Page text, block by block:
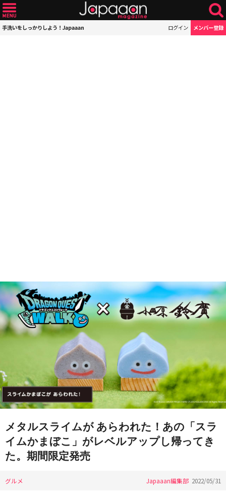
手洗いをしっかりしよう！Japaaan ログイン メンバー登録
メタルスライムが あらわれた！あの「スラ
イムかまぼこ」がレベルアップし帰ってき
た。期間限定発売
グルメ Japaaan編集部 2022/05/31